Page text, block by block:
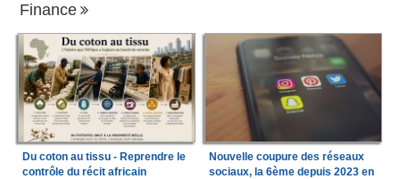
Finance
Du coton au tissu - Reprendre le
contrôle du récit africain
Nouvelle coupure des réseaux
sociaux, la 6ème depuis 2023 en